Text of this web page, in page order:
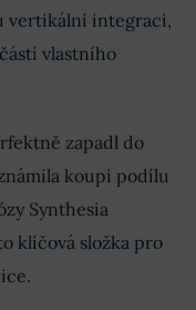
vertikální integraci,
vlastního
zapadl do
koupi podílu
Synthesia
klíčová složka pro